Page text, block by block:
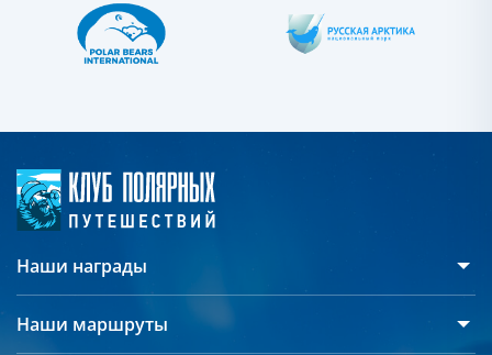
Наши награды
Наши маршруты